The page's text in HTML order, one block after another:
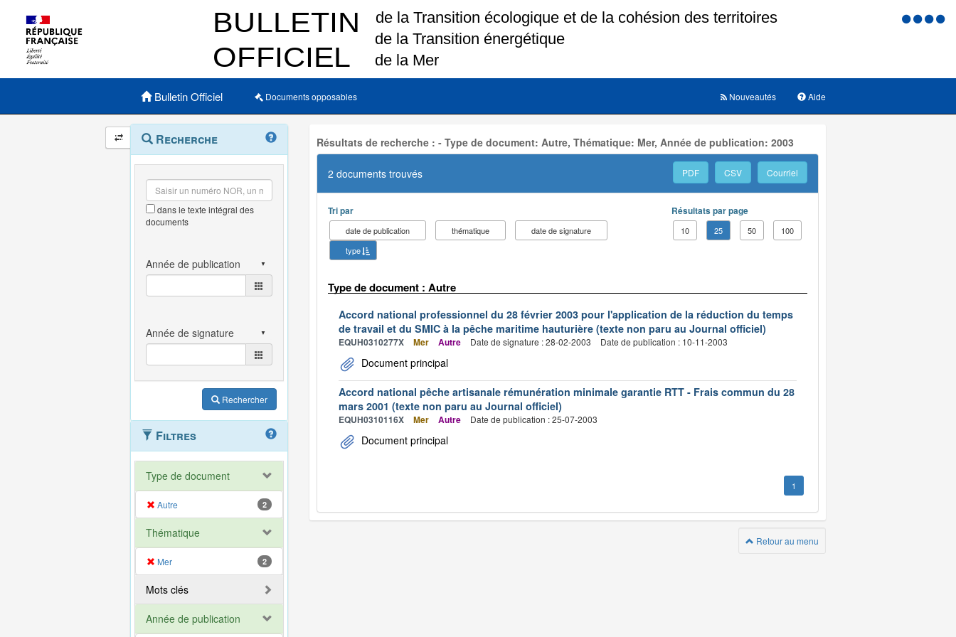
Menu
Menu principal
Bulletin Officiel Documents opposables Aide
Nouveautés
Navigation
et
outils
annexes
Menu
contextuel
Recherche
dans le texte intégral des
documents
Rechercher
Filtres
Type de document
Autre 2
Thématique
Mer 2
Mots clés
Année de publication
Résultats de recherche : - Type de document: Autre, Thématique: Mer, Année de publication: 2003
2 documents trouvés PDF CSV Courriel
Tri par
date de publication thématique
date de signature
type
Résultats par page
10 25 50 100
Type de document : Autre
Accord national professionnel du 28 février 2003 pour l'application de la réduction du temps
de travail et du SMIC à la pêche maritime hauturière (texte non paru au Journal officiel)
EQUH0310277X Mer Autre Date de signature : 28-02-2003 Date de publication : 10-11-2003
Document principal
Accord national pêche artisanale rémunération minimale garantie RTT - Frais commun du 28
mars 2001 (texte non paru au Journal officiel)
EQUH0310116X Mer Autre Date de publication : 25-07-2003
Document principal
1
Retour au menu